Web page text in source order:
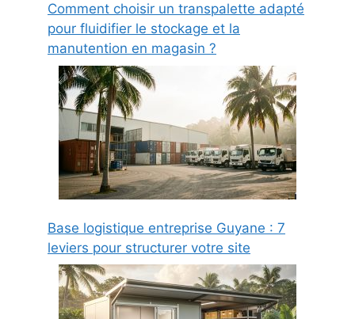
Comment choisir un transpalette adapté
pour fluidifier le stockage et la
manutention en magasin ?
Base logistique entreprise Guyane : 7
leviers pour structurer votre site